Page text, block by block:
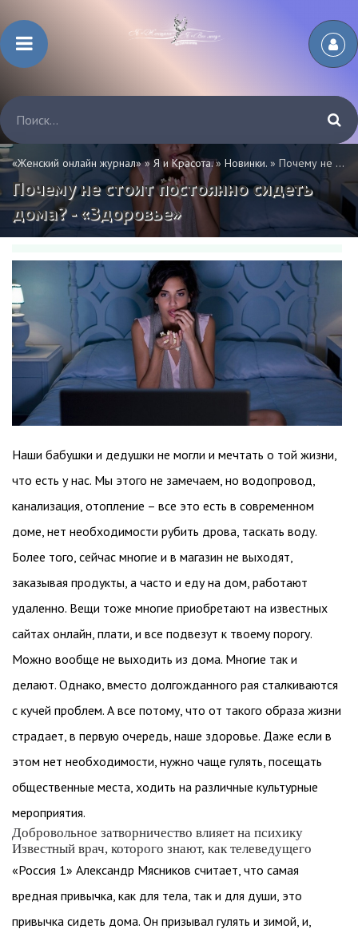
«Женский онлайн журнал»»Я и Красота.» Новинки. » Почему не стоит постоянно сидеть дома? - «Здоровье»
Почему не стоит постоянно сидеть
дома? - «Здоровье»
Наши бабушки и дедушки не могли и мечтать о той жизни,
что есть у нас. Мы этого не замечаем, но водопровод,
канализация, отопление – все это есть в современном
доме, нет необходимости рубить дрова, таскать воду.
Более того, сейчас многие и в магазин не выходят,
заказывая продукты, а часто и еду на дом, работают
удаленно. Вещи тоже многие приобретают на известных
сайтах онлайн, плати, и все подвезут к твоему порогу.
Можно вообще не выходить из дома. Многие так и
делают. Однако, вместо долгожданного рая сталкиваются
с кучей проблем. А все потому, что от такого образа жизни
страдает, в первую очередь, наше здоровье. Даже если в
этом нет необходимости, нужно чаще гулять, посещать
общественные места, ходить на различные культурные
мероприятия.
Добровольное затворничество влияет на психику
Известный врач, которого знают, как телеведущего
«Россия 1» Александр Мясников считает, что самая
вредная привычка, как для тела, так и для души, это
привычка сидеть дома. Он призывал гулять и зимой, и,